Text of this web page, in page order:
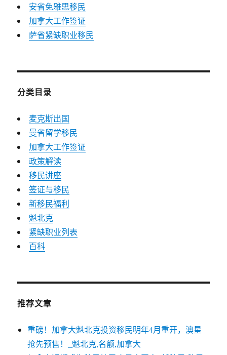
安省免雅思移民
加拿大工作签证
萨省紧缺职业移民
分类目录
麦克斯出国
曼省留学移民
加拿大工作签证
政策解读
移民讲座
签证与移民
新移民福利
魁北克
紧缺职业列表
百科
推荐文章
重磅！加拿大魁北克投资移民明年4月重开，澳星
抢先预售！_魁北克,名额,加拿大